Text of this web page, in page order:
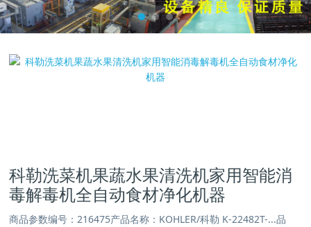
科勒洗菜机果蔬水果清洗机家用智能消
毒解毒机全自动食材净化机器
商品参数编号：216475产品名称：KOHLER/科勒 K-22482T-...品